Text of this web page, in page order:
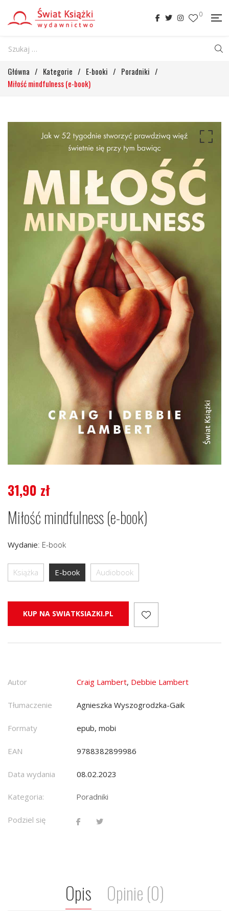
0
Główna / Kategorie / E-booki / Poradniki /
Miłość mindfulness (e-book)
31,90 zł
Miłość mindfulness (e-book)
Wydanie: E-book
Książka E-book Audiobook
KUP NA SWIATKSIAZKI.PL
Autor Craig Lambert, Debbie Lambert
Tłumaczenie Agnieszka Wyszogrodzka-Gaik
Formaty epub, mobi
EAN 9788382899986
Data wydania 08.02.2023
Kategoria: Poradniki
Podziel się
Opis Opinie (0)